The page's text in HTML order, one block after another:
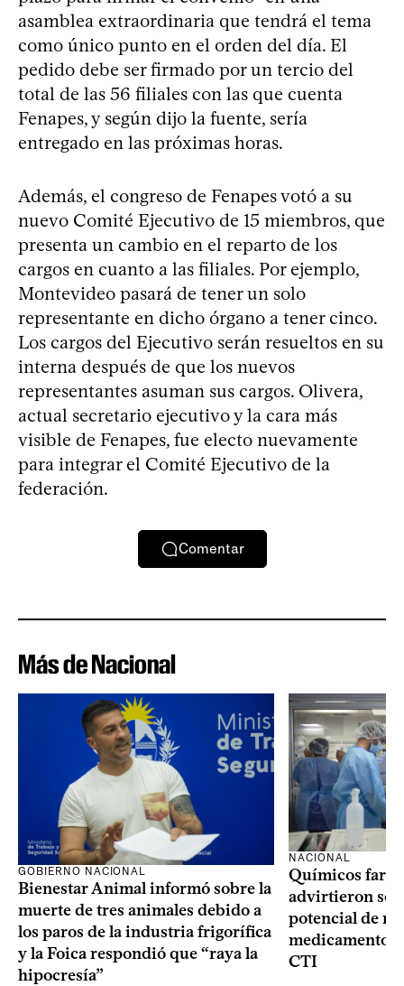
asamblea extraordinaria que tendrá el tema
como único punto en el orden del día. El
pedido debe ser firmado por un tercio del
total de las 56 filiales con las que cuenta
Fenapes, y según dijo la fuente, sería
entregado en las próximas horas.
Además, el congreso de Fenapes votó a su
nuevo Comité Ejecutivo de 15 miembros, que
presenta un cambio en el reparto de los
cargos en cuanto a las filiales. Por ejemplo,
Montevideo pasará de tener un solo
representante en dicho órgano a tener cinco.
Los cargos del Ejecutivo serán resueltos en su
interna después de que los nuevos
representantes asuman sus cargos. Olivera,
actual secretario ejecutivo y la cara más
visible de Fenapes, fue electo nuevamente
para integrar el Comité Ejecutivo de la
federación.
Comentar
Más de Nacional
GOBIERNO NACIONAL
Bienestar Animal informó sobre la
muerte de tres animales debido a
los paros de la industria frigorífica
y la Foica respondió que “raya la
hipocresía”
NACIONAL
Químicos
advirtieron
potencial de
medicamentos
CTI